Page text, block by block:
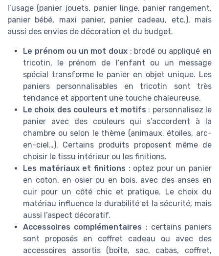
l’usage (panier jouets, panier linge, panier rangement,
panier bébé, maxi panier, panier cadeau, etc.), mais
aussi des envies de décoration et du budget.
Le prénom ou un mot doux : brodé ou appliqué en
tricotin, le prénom de l’enfant ou un message
spécial transforme le panier en objet unique. Les
paniers personnalisables en tricotin sont très
tendance et apportent une touche chaleureuse.
Le choix des couleurs et motifs : personnalisez le
panier avec des couleurs qui s’accordent à la
chambre ou selon le thème (animaux, étoiles, arc-
en-ciel…). Certains produits proposent même de
choisir le tissu intérieur ou les finitions.
Les matériaux et finitions : optez pour un panier
en coton, en osier ou en bois, avec des anses en
cuir pour un côté chic et pratique. Le choix du
matériau influence la durabilité et la sécurité, mais
aussi l’aspect décoratif.
Accessoires complémentaires : certains paniers
sont proposés en coffret cadeau ou avec des
accessoires assortis (boîte, sac, cabas, coffret,